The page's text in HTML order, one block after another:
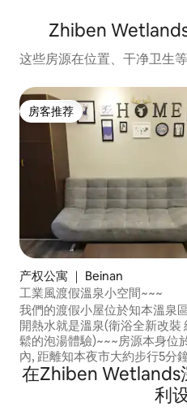
Zhiben
这些房源在位置、干净卫生
房客推荐
房客推荐
产权公寓 ｜ Beinan
工業風渡假溫泉小空間~~~
我們的渡假小屋位於知本溫泉
開熱水就是溫泉(衛浴全新改裝
鬆的泡湯體驗)~~~房源本身位
內, 距離知本夜市大約步行5分
可就近享用美食. 本房源距離台東市區大約
15-20分鐘車程. 剛好晚上逛完
享受小吃美食之旅後回到渡家
在Zhiben Wetlands
利